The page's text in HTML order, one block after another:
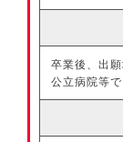
卒業後、出
公立病院等